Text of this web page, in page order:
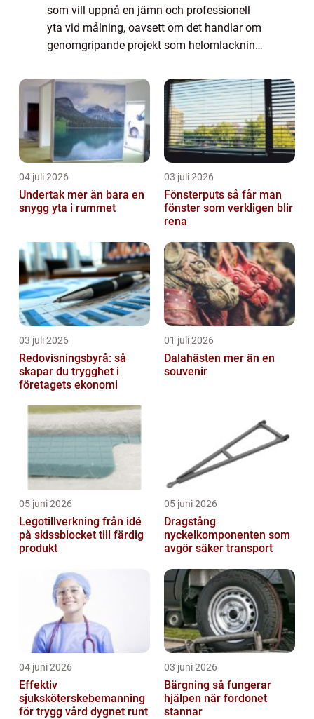
som vill uppnå en jämn och professionell
yta vid målning, oavsett om det handlar om
genomgripande projekt som helomlackning
D...
04 juli 2026
Undertak mer än bara en
snygg yta i rummet
03 juli 2026
Fönsterputs så får man
fönster som verkligen blir
rena
03 juli 2026
Redovisningsbyrå: så
skapar du trygghet i
företagets ekonomi
01 juli 2026
Dalahästen mer än en
souvenir
05 juni 2026
Legotillverkning från idé
på skissblocket till färdig
produkt
05 juni 2026
Dragstång
nyckelkomponenten som
avgör säker transport
04 juni 2026
Effektiv
sjuksköterskebemanning
för trygg vård dygnet runt
03 juni 2026
Bärgning så fungerar
hjälpen när fordonet
stannar